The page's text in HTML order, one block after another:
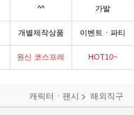
^^ 가발
개별제작상품 이벤트ㆍ파티
원신 코스프레 HOT10~
캐릭터ㆍ팬시 해외직구